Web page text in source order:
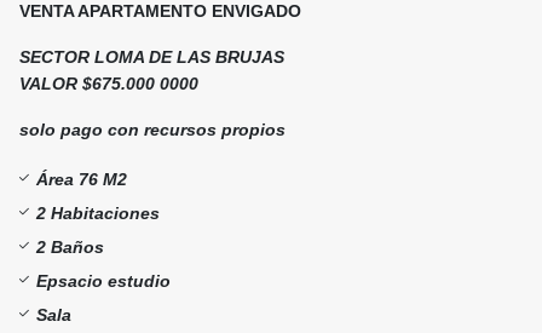
VENTA APARTAMENTO ENVIGADO
SECTOR LOMA DE LAS BRUJAS
VALOR $675.000 0000
solo pago con recursos propios
Área 76 M2
2 Habitaciones
2 Baños
Epsacio estudio
Sala